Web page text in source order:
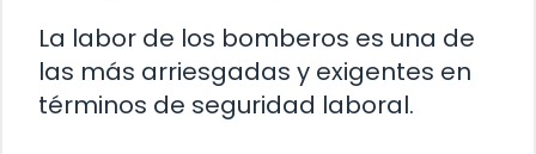
La labor de los bomberos es una de
las más arriesgadas y exigentes en
términos de seguridad laboral.